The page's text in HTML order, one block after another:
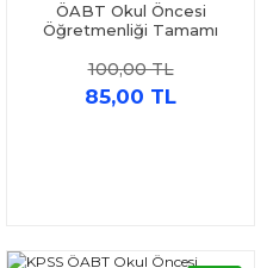
ÖABT Okul Öncesi
Öğretmenliği Tamamı
Yayınları
100,00 TL
85,00 TL